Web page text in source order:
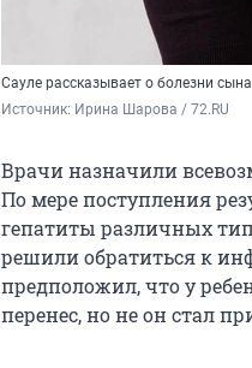
Сауле рассказывает о болезни
Источник: Ирина Шарова / 72.RU
Врачи назначили
По мере поступления
гепатиты различных
решили обратиться к
предположил, что у
перенес, но не он стал